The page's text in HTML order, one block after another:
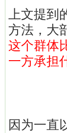
上文提到
方法，大
这个群体
一方承担
因为一直